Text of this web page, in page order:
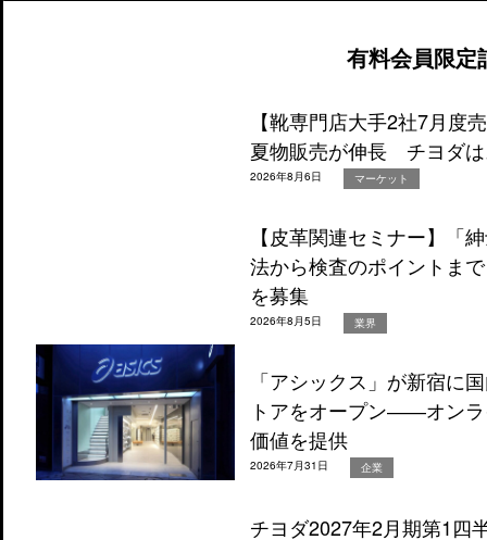
有料会員限定
【靴専門店大手2社7月度
夏物販売が伸長 チヨダ
2026年8月6日 マーケット
【皮革関連セミナー】「
法から検査のポイントま
を募集
2026年8月5日 業界
「アシックス」が新宿に
トアをオープン――オン
価値を提供
2026年7月31日 企業
チヨダ2027年2月期第1四